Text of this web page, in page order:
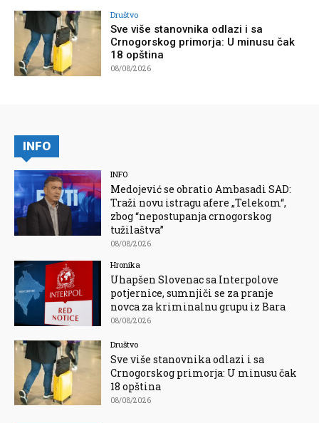
Društvo
Sve više stanovnika odlazi i sa
Crnogorskog primorja: U minusu čak
18 opština
08/08/2026
INFO
INFO
Medojević se obratio Ambasadi SAD:
Traži novu istragu afere „Telekom“,
zbog “nepostupanja crnogorskog
tužilaštva”
08/08/2026
Hronika
Uhapšen Slovenac sa Interpolove
potjernice, sumnjiči se za pranje
novca za kriminalnu grupu iz Bara
08/08/2026
Društvo
Sve više stanovnika odlazi i sa
Crnogorskog primorja: U minusu čak
18 opština
08/08/2026